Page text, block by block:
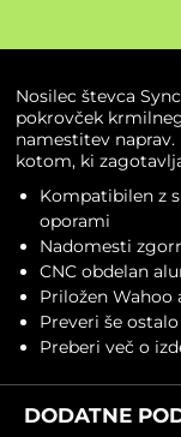
Nosilec števca
pokrovček
namestitev
kotom, ki
Kompatibilen z
oporami
Nadomesti
CNC obdelan
Priložen Wahoo
Preveri še
Preberi več o
DODATNE